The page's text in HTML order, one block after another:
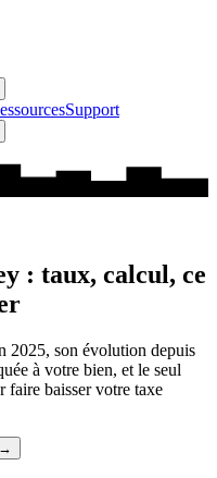
Support
: taux, calcul, ce
2025, son évolution depuis
à votre bien, et le seul
faire baisser votre taxe
→